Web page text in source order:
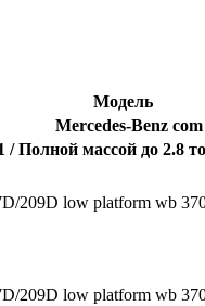
Модель
Mercedes-Benz
Полной массой до 2.8
209D low platform wb
209D low platform wb